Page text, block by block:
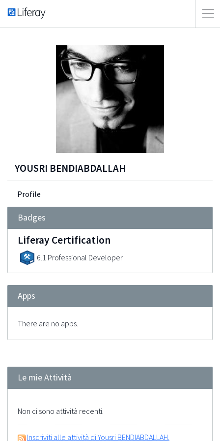
YOUSRI BENDIABDALLAH
Profile
Badges
Liferay Certification
6.1 Professional Developer
Apps
There are no apps.
Le mie Attività
Non ci sono attività recenti.
Inscriviti alle attività di Yousri BENDIABDALLAH.